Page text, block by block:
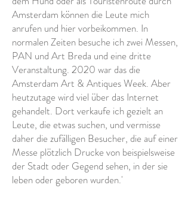
Amsterdam können die Leute mich
anrufen und hier vorbeikommen. In
normalen Zeiten besuche ich zwei Messen,
PAN und Art Breda und eine dritte
Veranstaltung. 2020 war das die
Amsterdam Art & Antiques Week. Aber
heutzutage wird viel über das Internet
gehandelt. Dort verkaufe ich gezielt an
Leute, die etwas suchen, und vermisse
daher die zufälligen Besucher, die auf einer
Messe plötzlich Drucke von beispielsweise
der Stadt oder Gegend sehen, in der sie
leben oder geboren wurden.'